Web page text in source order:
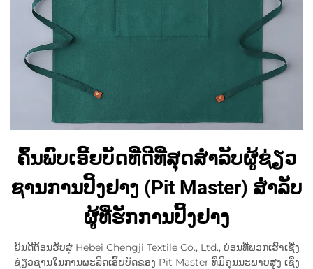
ຄົ້ນພົບເອີ້ຍບັດທີ່ດີທີ່ສຸດສຳລັບຜູ້ຊ່ຽວ
ຊານການປິ້ງຢາງ (Pit Master) ສຳລັບ
ຜູ້ທີ່ຮັກການປິ້ງຢາງ
ຍິນດີຕ້ອນຮັບສູ່ Hebei Chengji Textile Co., Ltd., ບ່ອນທີ່ພວກເຮົາເຊີ່ງ
ຊ່ຽວຊານໃນການຜະລິດເອີ້ຍບັດຂອງ Pit Master ທີ່ມີຄຸນນະພາບສູງ ເຊິ່ງ